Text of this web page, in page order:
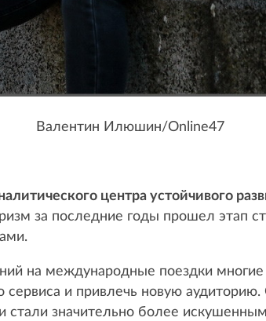
Валентин Илюшин/Online47
центра устойчивого
за последние годы прошел этап
на международные поездки
сервиса и привлечь новую
стали значительно более